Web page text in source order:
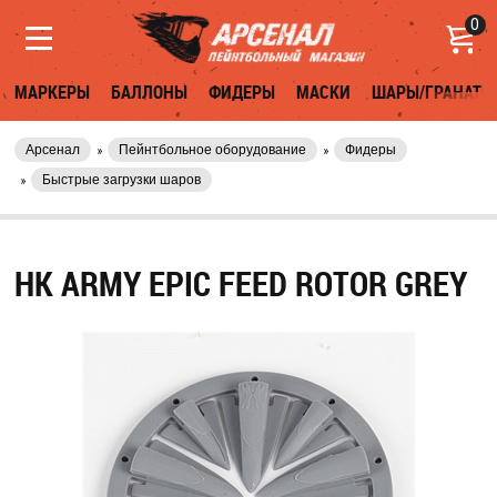
0
МАРКЕРЫ БАЛЛОНЫ ФИДЕРЫ МАСКИ ШАРЫ/ГРАНАТЫ
Арсенал Пейнтбольное оборудование
Фидеры
Быстрые загрузки шаров
HK ARMY EPIC FEED ROTOR GREY